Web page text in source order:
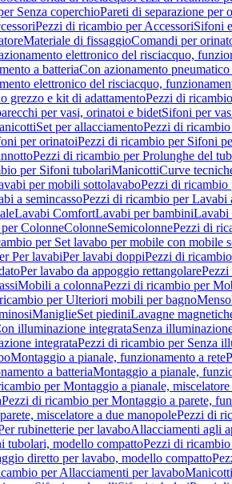
Senza coperchioPareti di separazione per
Pezzi di ricambio per AccessoriSifoni
Materiale di fissaggioComandi per
elettronico del risciacquo,
a batteriaCon azionamento
elettronico del risciacquo,
grezzo e kit di adattamentoPezzi di
per vasi, orinatoi e bidetSifoni per
Set per allacciamentoPezzi di
per orinatoiPezzi di ricambio per Sifoni
Pezzi di ricambio per Prolunghe del
per Sifoni tubolariManicottiCurve
per mobili sottolavaboPezzi di
a semincassoPezzi di ricambio per Lavabi
Lavabi ComfortLavabi per bambiniLavabi
ColonneColonneSemicolonnePezzi di
per Set lavabo per mobile con mobile
Per lavabiPer lavabi doppiPezzi di
Per lavabo da appoggio rettangolarePezzi
Mobili a colonnaPezzi di ricambio per
per Ulteriori mobili per bagno
ManiglieSet piediniLavagne
illuminazione integrataSenza
integrataPezzi di ricambio per Senza
Montaggio a pianale, funzionamento a rete
a batteriaMontaggio a pianale,
per Montaggio a pianale,
Pezzi di ricambio per Montaggio a parete,
miscelatore a due manopolePezzi di
rubinetterie per lavaboAllacciamenti agli
tubolari, modello compattoPezzi di
diretto per lavabo, modello compatto
per Allacciamenti per lavaboManicotti